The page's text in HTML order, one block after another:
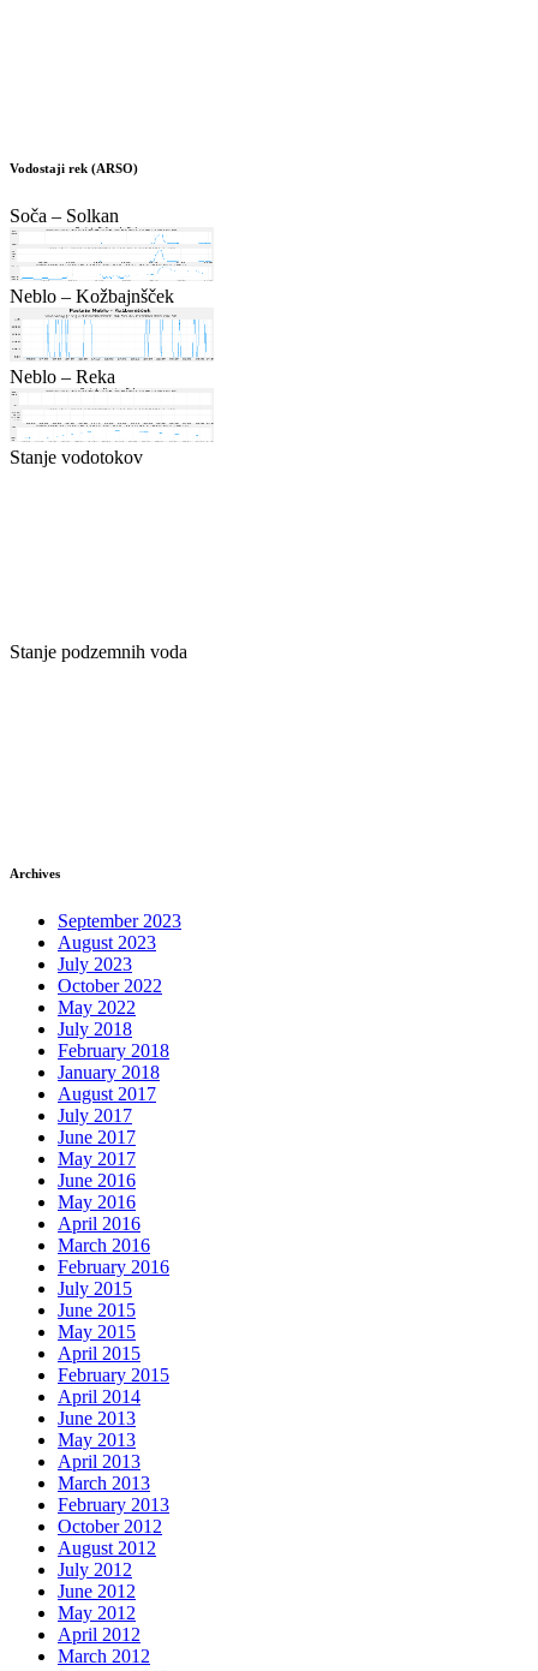
Vodostaji rek (ARSO)
Soča – Solkan
Neblo – Kožbajnšček
Neblo – Reka
Stanje vodotokov
Stanje podzemnih voda
Archives
September 2023
August 2023
July 2023
October 2022
May 2022
July 2018
February 2018
January 2018
August 2017
July 2017
June 2017
May 2017
June 2016
May 2016
April 2016
March 2016
February 2016
July 2015
June 2015
May 2015
April 2015
February 2015
April 2014
June 2013
May 2013
April 2013
March 2013
February 2013
October 2012
August 2012
July 2012
June 2012
May 2012
April 2012
March 2012